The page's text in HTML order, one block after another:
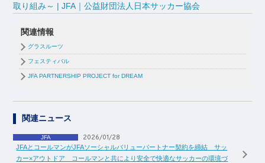
取り組み～ | JFA｜公益財団法人日本サッカー協会
関連情報
グラスルーツ
フェスティバル
JFA PARTNERSHIP PROJECT for DREAM
関連ニュース
JFA 2026/01/28
JFAとコールマンがJFAソーシャルバリューパートナー契約を締結 サッ
カー×アウトドア コールマンと共により安全で快適なサッカーの環境づ